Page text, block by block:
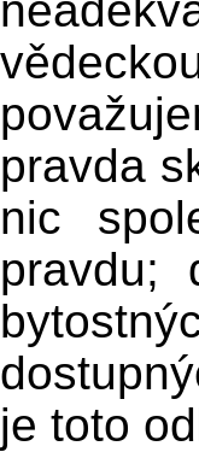
pravda
nic
pravdu;
je toto